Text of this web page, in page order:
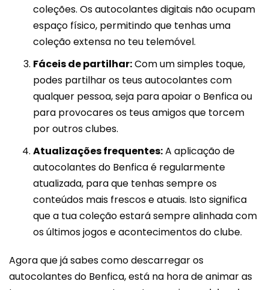
coleções. Os autocolantes digitais não ocupam
espaço físico, permitindo que tenhas uma
coleção extensa no teu telemóvel.
Fáceis de partilhar:Com um simples toque,
podes partilhar os teus autocolantes com
qualquer pessoa, seja para apoiar o Benfica ou
para provocares os teus amigos que torcem
por outros clubes.
Atualizações frequentes:A aplicação de
autocolantes do Benfica é regularmente
atualizada, para que tenhas sempre os
conteúdos mais frescos e atuais. Isto significa
que a tua coleção estará sempre alinhada com
os últimos jogos e acontecimentos do clube.
Agora que já sabes como descarregar os
autocolantes do Benfica, está na hora de animar as